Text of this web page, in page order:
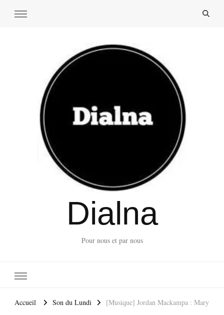
Dialna
Pour nous et par nous
Accueil Son du Lundi [Musique] Jordan Mackampa : Mary